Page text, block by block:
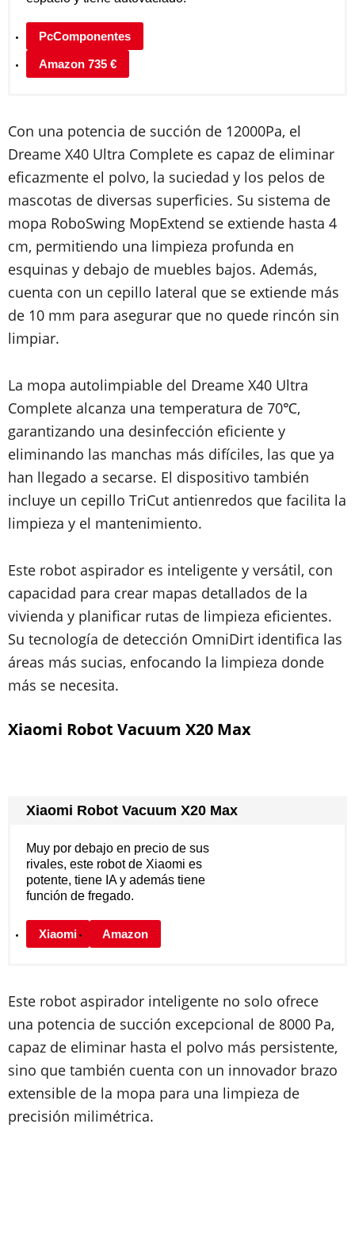
PcComponentes
Amazon 735 €
Con una potencia de succión de 12000Pa, el
Dreame X40 Ultra Complete es capaz de eliminar
eficazmente el polvo, la suciedad y los pelos de
mascotas de diversas superficies. Su sistema de
mopa RoboSwing MopExtend se extiende hasta 4
cm, permitiendo una limpieza profunda en
esquinas y debajo de muebles bajos. Además,
cuenta con un cepillo lateral que se extiende más
de 10 mm para asegurar que no quede rincón sin
limpiar.
La mopa autolimpiable del Dreame X40 Ultra
Complete alcanza una temperatura de 70℃,
garantizando una desinfección eficiente y
eliminando las manchas más difíciles, las que ya
han llegado a secarse. El dispositivo también
incluye un cepillo TriCut antienredos que facilita la
limpieza y el mantenimiento.
Este robot aspirador es inteligente y versátil, con
capacidad para crear mapas detallados de la
vivienda y planificar rutas de limpieza eficientes.
Su tecnología de detección OmniDirt identifica las
áreas más sucias, enfocando la limpieza donde
más se necesita.
Xiaomi Robot Vacuum X20 Max
Xiaomi Robot Vacuum X20 Max
Xiaomi Amazon
Muy por debajo en precio de sus
rivales, este robot de Xiaomi es
potente, tiene IA y además tiene
función de fregado.
Este robot aspirador inteligente no solo ofrece
una potencia de succión excepcional de 8000 Pa,
capaz de eliminar hasta el polvo más persistente,
sino que también cuenta con un innovador brazo
extensible de la mopa para una limpieza de
precisión milimétrica.